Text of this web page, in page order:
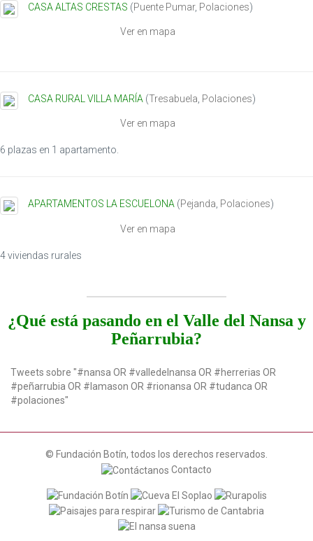
CASA ALTAS CRESTAS (Puente Pumar, Polaciones)
Ver en mapa
CASA RURAL VILLA MARÍA (Tresabuela Polaciones)
Ver en mapa
6 plazas en 1 apartamento.
APARTAMENTOS LA ESCUELONA (Pejanda Polaciones)
Ver en mapa
4 viviendas rurales
¿Qué está pasando en el Valle del Nansa y
Peñarrubia?
Tweets sobre "#nansa OR #valledelnansa OR #herrerias OR
#peñarrubia OR #lamason OR #rionansa OR #tudanca OR
#polaciones"
© Fundación Botín, todos los derechos reservados.
Contacto